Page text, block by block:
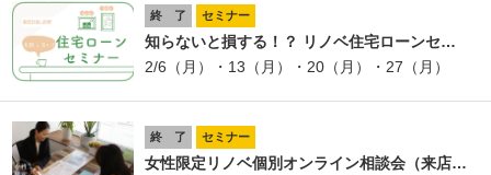
終 了 セミナー
知らないと損する！？ リノベ住宅ローンセ…
2/6（月）・13（月）・20（月）・27（月）
終 了 セミナー
女性限定リノベ個別オンライン相談会（来店…